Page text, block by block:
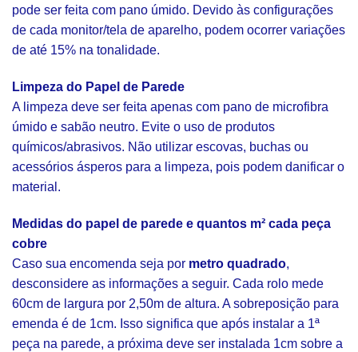
pode ser feita com pano úmido. Devido às configurações
de cada monitor/tela de aparelho, podem ocorrer variações
de até 15% na tonalidade.
Limpeza do Papel de Parede
A limpeza deve ser feita apenas com pano de microfibra
úmido e sabão neutro. Evite o uso de produtos
químicos/abrasivos. Não utilizar escovas, buchas ou
acessórios ásperos para a limpeza, pois podem danificar o
material.
Medidas do papel de parede e quantos m² cada peça
cobre
Caso sua encomenda seja por metro quadrado,
desconsidere as informações a seguir. Cada rolo mede
60cm de largura por 2,50m de altura. A sobreposição para
emenda é de 1cm. Isso significa que após instalar a 1ª
peça na parede, a próxima deve ser instalada 1cm sobre a